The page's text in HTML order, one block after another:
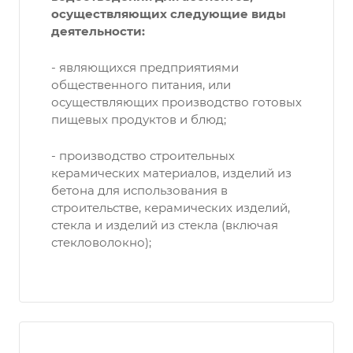
осуществляющих следующие виды
деятельности:
- являющихся предприятиями
общественного питания, или
осуществляющих производство готовых
пищевых продуктов и блюд;
- производство строительных
керамических материалов, изделий из
бетона для использования в
строительстве, керамических изделий,
стекла и изделий из стекла (включая
стекловолокно);